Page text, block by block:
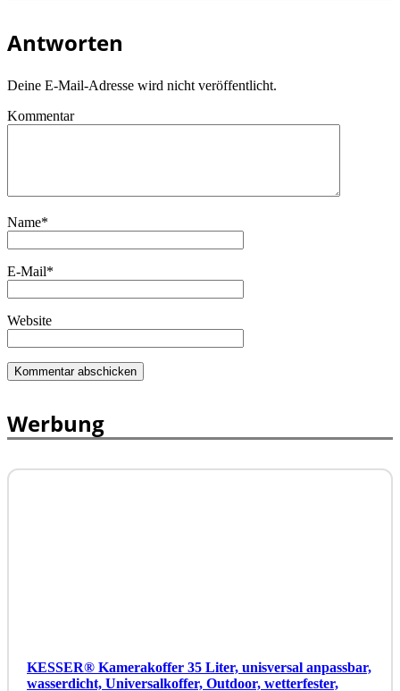
Antworten
Deine E-Mail-Adresse wird nicht veröffentlicht.
Kommentar
Name*
E-Mail*
Website
Werbung
KESSER® Kamerakoffer 35 Liter, unisversal anpassbar,
wasserdicht, Universalkoffer, Outdoor, wetterfester,